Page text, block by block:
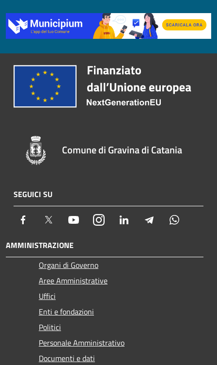
Comune di Gravina di Catania
SEGUICI SU
Facebook Twitter YoutubeInstagram LinkedIn Telegram
AMMINISTRAZIONE
Organi di Governo
Aree Amministrative
Uffici
Enti e fondazioni
Politici
Personale Amministrativo
Documenti e dati